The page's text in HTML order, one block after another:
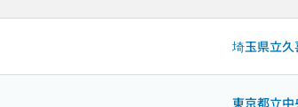
埼玉県立
東京都立